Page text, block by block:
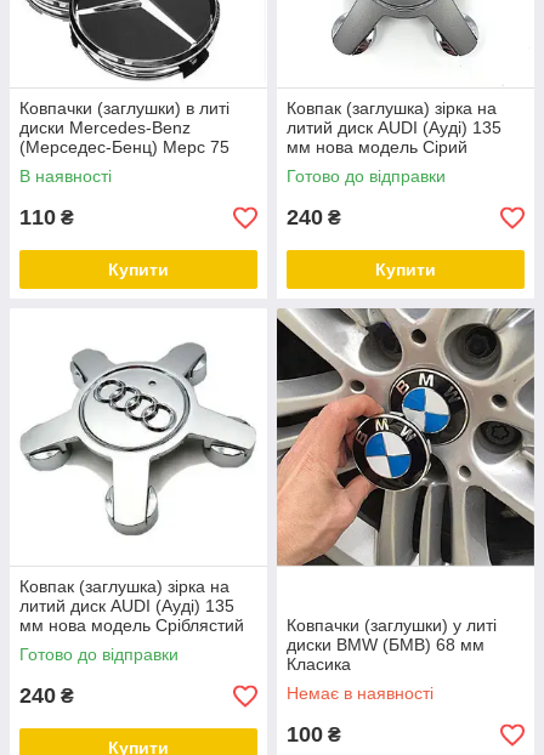
Ковпачки (заглушки) в литі
диски Mercedes-Benz
(Мерседес-Бенц) Мерс 75
мм Чорні лого
В наявності
110 ₴
Купити
Ковпак (заглушка) зірка на
литий диск AUDI (Ауді) 135
мм нова модель Сірий
(8R0601165)
Готово до відправки
240 ₴
Купити
Ковпак (заглушка) зірка на
литий диск AUDI (Ауді) 135
мм нова модель Сріблястий
(8R0601165)
Готово до відправки
240 ₴
Купити
Ковпачки (заглушки) у литі
диски BMW (БМВ) 68 мм
Класика
Немає в наявності
100 ₴